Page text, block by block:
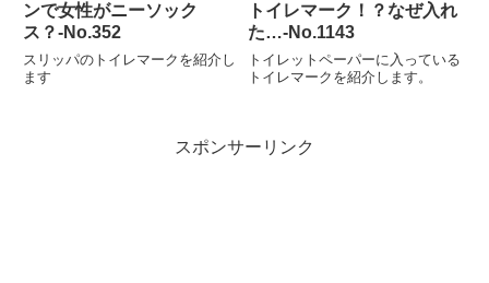
ンで女性がニーソック
ス？‐No.352
スリッパのトイレマークを紹介し
ます
トイレマーク！？なぜ入れ
た…‐No.1143
トイレットペーパーに入っている
トイレマークを紹介します。
スポンサーリンク